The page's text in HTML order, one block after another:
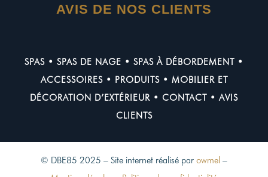
AVIS DE NOS CLIENTS
SPAS • SPAS DE NAGE • SPAS À DÉBORDEMENT •
ACCESSOIRES• PRODUITS• MOBILIER ET
DÉCORATION D’EXTÉRIEUR • CONTACT •AVIS
CLIENTS
© DBE85 2025 – Site internet réalisé par owmel –